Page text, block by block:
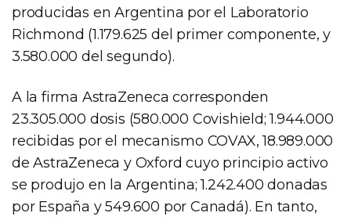
producidas en Argentina por el Laboratorio
Richmond (1.179.625 del primer componente, y
3.580.000 del segundo).
A la firma AstraZeneca corresponden
23.305.000 dosis (580.000 Covishield; 1.944.000
recibidas por el mecanismo COVAX, 18.989.000
de AstraZeneca y Oxford cuyo principio activo
se produjo en la Argentina; 1.242.400 donadas
por España y 549.600 por Canadá). En tanto,